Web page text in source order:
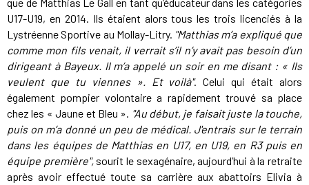
que de Matthias Le Gall en tant qu’éducateur dans les catégories
U17-U19, en 2014. Ils étaient alors tous les trois licenciés à la
Lystréenne Sportive au Mollay-Litry. "Matthias m’a expliqué que
comme mon fils venait, il verrait s’il n’y avait pas besoin d’un
dirigeant à Bayeux. Il m’a appelé un soir en me disant : « Ils
veulent que tu viennes ». Et voilà". Celui qui était alors
également pompier volontaire a rapidement trouvé sa place
chez les « Jaune et Bleu ». "Au début, je faisait juste la touche,
puis on m’a donné un peu de médical. J'entrais sur le terrain
dans les équipes de Matthias en U17, en U19, en R3 puis en
équipe première",sourit le sexagénaire, aujourd’hui à la retraite
après avoir effectué toute sa carrière aux abattoirs Elivia à